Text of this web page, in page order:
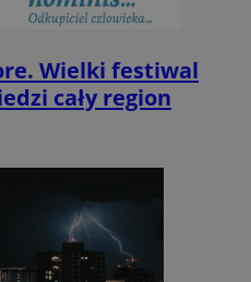
Wielki festiwal
cały region